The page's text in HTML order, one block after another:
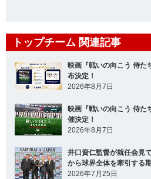
トップチーム 関連記事
映画『戦いの向こう 侍た
布決定！
2026年8月7日
映画『戦いの向こう 侍た
催決定！
2026年8月7日
井口資仁監督が就任会見
から球界全体を牽引する
2026年7月25日